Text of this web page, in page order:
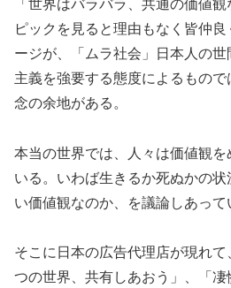
「世界はバラバラ、共通の価値
ピックを見ると理由もなく皆仲
ージが、「ムラ社会」日本人の
主義を強要する態度によるもの
念の余地がある。
本当の世界では、人々は価値観
いる。いわば生きるか死ぬかの
い価値観なのか、を議論しあって
そこに日本の広告代理店が現れ
つの世界、共有しあおう」、「